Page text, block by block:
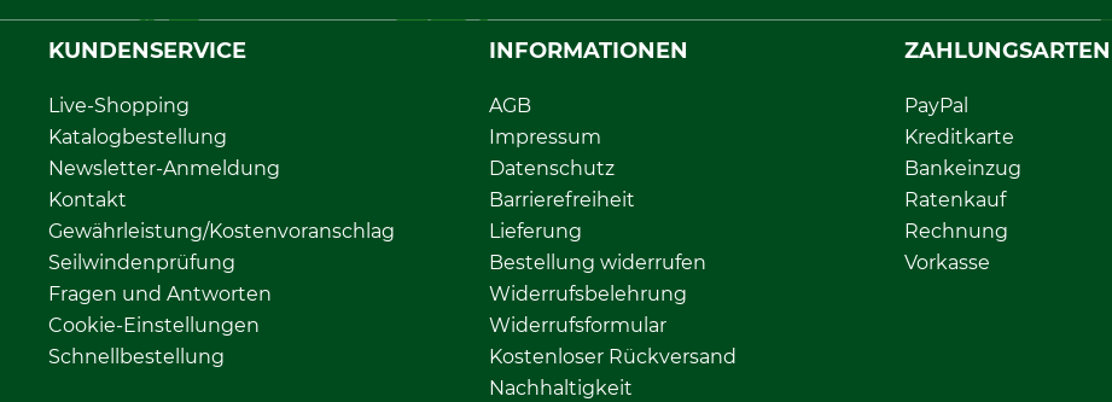
KUNDENSERVICE
Live-Shopping
Katalogbestellung
Newsletter-Anmeldung
Kontakt
Gewährleistung/Kostenvoranschlag
Seilwindenprüfung
Fragen und Antworten
Cookie-Einstellungen
Schnellbestellung
INFORMATIONEN
AGB
Impressum
Datenschutz
Barrierefreiheit
Lieferung
Bestellung widerrufen
Widerrufsbelehrung
Widerrufsformular
Kostenloser Rückversand
Nachhaltigkeit
ZAHLUNGSARTEN
PayPal
Kreditkarte
Bankeinzug
Ratenkauf
Rechnung
Vorkasse